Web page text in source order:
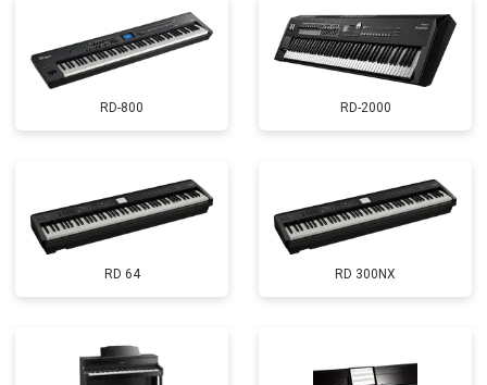
RD-800 RD-2000
RD 64 RD 300NX